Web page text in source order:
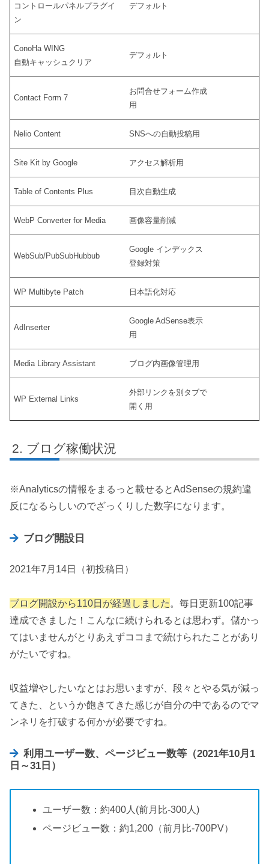
コントロールパネルプラグイ
ン
デフォルト
ConoHa WING
自動キャッシュクリア
デフォルト
Contact Form 7
お問合せフォーム作成
用
Nelio Content SNSへの自動投稿用
Site Kit by Google アクセス解析用
Table of Contents Plus 目次自動生成
WebP Converter for Media 画像容量削減
WebSub/PubSubHubbub
Google インデックス
登録対策
WP Multibyte Patch 日本語化対応
AdInserter
Google AdSense表示
用
Media Library Assistant ブログ内画像管理用
WP External Links
外部リンクを別タブで
開く用
ブログ稼働状況
※Analyticsの情報をまるっと載せるとAdSenseの規約違
反になるらしいのでざっくりした数字になります。
ブログ開設日
2021年7月14日（初投稿日）
ブログ開設から110日が経過しました。毎日更新100記事
達成できました！こんなに続けられるとは思わず。儲かっ
てはいませんがとりあえずココまで続けられたことがあり
がたいですね。
収益増やしたいなとはお思いますが、段々とやる気が減っ
てきた、というか飽きてきた感じが自分の中であるのでマ
ンネリを打破する何かが必要ですね。
利用ユーザー数、ページビュー数等（2021年10月1
日～31日）
ユーザー数：約400人(前月比-300人)
ページビュー数：約1,200（前月比-700PV）